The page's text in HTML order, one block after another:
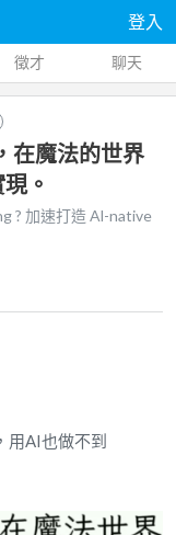
登入
徵才 聊天
在魔法的世界
。
? 加速打造 Al-native
用AI也做不到